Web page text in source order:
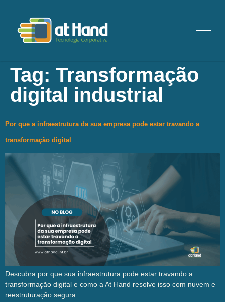
Tag: Transformação
digital industrial
Por que a infraestrutura da sua empresa pode estar travando a
transformação digital
Descubra por que sua infraestrutura pode estar travando a
transformação digital e como a At Hand resolve isso com nuvem e
reestruturação segura.